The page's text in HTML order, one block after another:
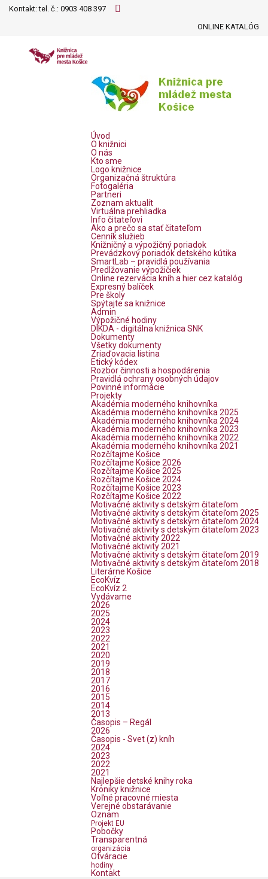
Kontakt: tel. č.: 0903 408 397
ONLINE KATALÓG
Úvod
O knižnici
O nás
Kto sme
Logo knižnice
Organizačná štruktúra
Fotogaléria
Partneri
Zoznam aktualít
Virtuálna prehliadka
Info čitateľovi
Ako a prečo sa stať čitateľom
Cenník služieb
Knižničný a výpožičný poriadok
Prevádzkový poriadok detského kútika
SmartLab – pravidlá používania
Predlžovanie výpožičiek
Online rezervácia kníh a hier cez katalóg
Expresný balíček
Pre školy
Spýtajte sa knižnice
Admin
Výpožičné hodiny
DIKDA - digitálna knižnica SNK
Dokumenty
Všetky dokumenty
Zriaďovacia listina
Etický kódex
Rozbor činnosti a hospodárenia
Pravidlá ochrany osobných údajov
Povinné informácie
Projekty
Akadémia moderného knihovníka
Akadémia moderného knihovníka 2025
Akadémia moderného knihovníka 2024
Akadémia moderného knihovníka 2023
Akadémia moderného knihovníka 2022
Akadémia moderného knihovníka 2021
Rozčítajme Košice
Rozčítajme Košice 2026
Rozčítajme Košice 2025
Rozčítajme Košice 2024
Rozčítajme Košice 2023
Rozčítajme Košice 2022
Motivačné aktivity s detským čitateľom
Motivačné aktivity s detským čitateľom 2025
Motivačné aktivity s detským čitateľom 2024
Motivačné aktivity s detským čitateľom 2023
Motivačné aktivity 2022
Motivačné aktivity 2021
Motivačné aktivity s detským čitateľom 2019
Motivačné aktivity s detským čitateľom 2018
Literárne Košice
EcoKvíz
EcoKvíz 2
Vydávame
2026
2025
2024
2023
2022
2021
2020
2019
2018
2017
2016
2015
2014
2013
Časopis – Regál
2026
Časopis - Svet (z) kníh
2024
2023
2022
2021
Najlepšie detské knihy roka
Kroniky knižnice
Voľné pracovné miesta
Verejné obstarávanie
Oznam
Projekt EU
Pobočky
Transparentná
organizácia
Otváracie
hodiny
Kontakt